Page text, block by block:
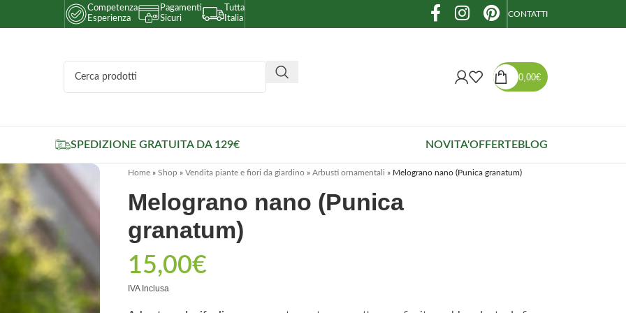
Competenza
Esperienza
Pagamenti
Sicuri
Tutta
Italia
CONTATTI
0,00€
SPEDIZIONE GRATUITA DA 129€ NOVITA'OFFERTEBLOG
Home » Shop » Vendita piante e fiori da giardino » Arbusti ornamentali » Melograno nano (Punica granatum)
Melograno nano (Punica
granatum)
15,00€
IVA Inclusa